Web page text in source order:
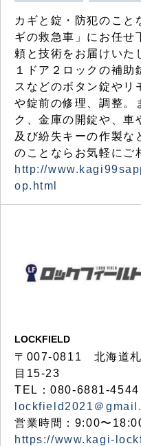
カギと錠・防犯のこと
ギの救急車」にお任せ
頼と技術をお届けいた
１ドア２ロックの補助
スなどのボタン錠やリ
や錠前の修理、調整。
ク、金庫の開錠や、車
及び紛失キーの作製な
のことならお気軽にご
http://
op.html
LOCKFIELD
〒007-0811 北海道札
目15-23
TEL：080-6881-
lockfield2021＠
営業時間：9:00〜
https://www.kagi-